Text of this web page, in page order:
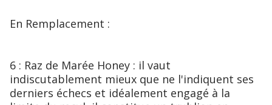
En Remplacement :
6 : Raz de Marée Honey : il vaut
indiscutablement mieux que ne l'indiquent ses
derniers échecs et idéalement engagé à la